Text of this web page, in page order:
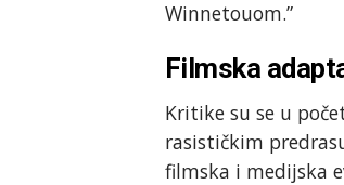
Winnetouom.”
Filmska
Kritike su se u
rasističkim
filmska i medijska